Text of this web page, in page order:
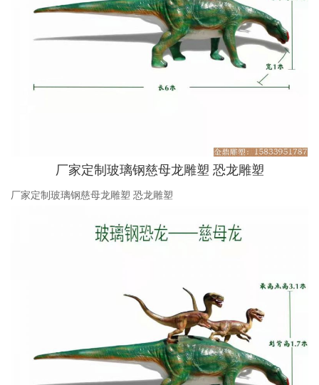
厂家定制玻璃钢慈母龙雕塑 恐龙雕塑
厂家定制玻璃钢慈母龙雕塑 恐龙雕塑